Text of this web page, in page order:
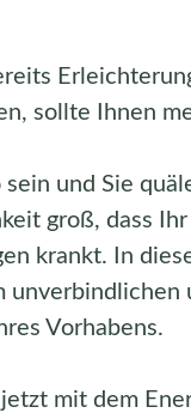
sollte Ihnen
und Sie
groß, dass
krankt. In
unverbindlichen
Vorhabens.
mit dem